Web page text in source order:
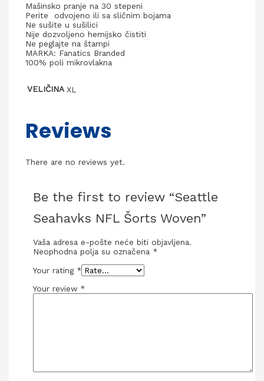
Mašinsko pranje na 30 stepeni
Perite odvojeno ili sa sličnim bojama
Ne sušite u sušilici
Nije dozvoljeno hemijsko čistiti
Ne peglajte na štampi
MARKA: Fanatics Branded
100% poli mikrovlakna
VELIČINA XL
Reviews
There are no reviews yet.
Be the first to review “Seattle
Seahavks NFL Šorts Woven”
Vaša adresa e-pošte neće biti objavljena.
Neophodna polja su označena *
Your rating *
Your review *